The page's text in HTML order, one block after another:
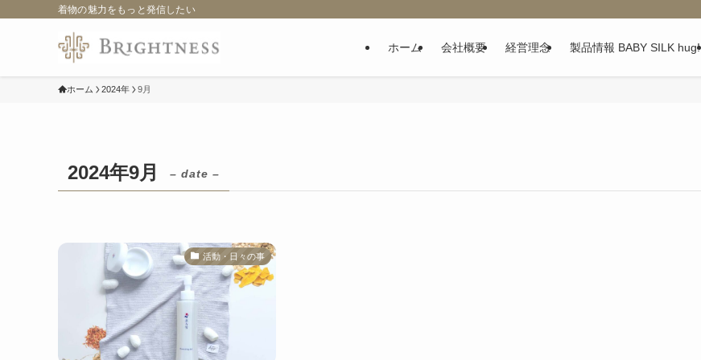
着物の魅力をもっと発信したい
ホーム 会社概要 経営理念 製品情報 BABY SILK hug!
ホーム 2024年 9月
2024年9月 – date –
活動・日々の事